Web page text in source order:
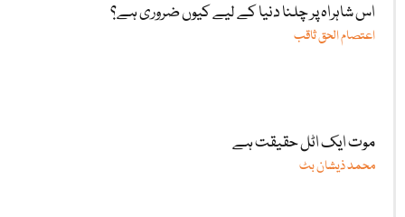
اس شاہراہ پر چلنا دنیا کے لیے کیوں ضروری ہے؟
اعتصام الحق ثاقب
موت ایک اٹل حقیقت ہے
محمد ذیشان بٹ